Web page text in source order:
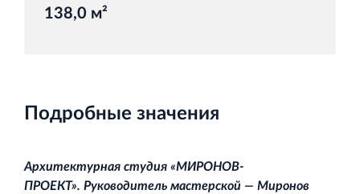
Кингисепп
138,0 м²
Подробные значения
Архитектурная студия «МИРОНОВ‐
ПРОЕКТ». Руководитель мастерской — Миронов